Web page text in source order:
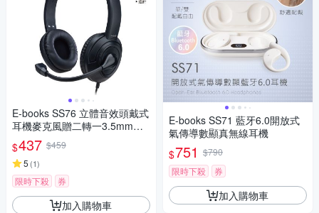
E-books SS76 立體音效頭戴式
耳機麥克風贈二轉一3.5mm轉
接線
$437 $459
5 (1)
限時下殺 券
加入購物車
E-books SS71 藍牙6.0開放式
氣傳導數顯真無線耳機
$751 $790
限時下殺
券
加入購物車